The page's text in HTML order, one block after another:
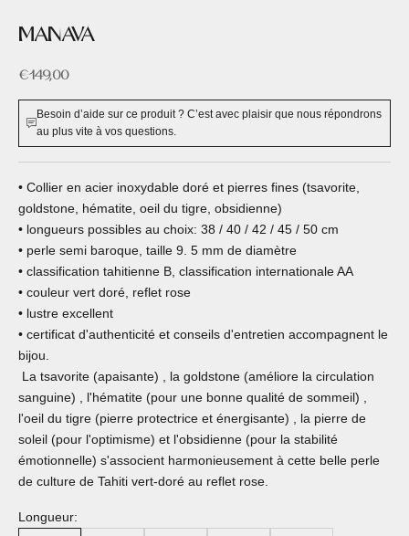
MANAVA
Prix de vente
€149,00
Besoin d’aide sur ce produit ? C’est avec plaisir que nous répondrons
au plus vite à vos questions.
• Collier en acier inoxydable doré et pierres fines (tsavorite,
goldstone, hématite, oeil du tigre, obsidienne)
• longueurs possibles au choix: 38 / 40 / 42 / 45 / 50 cm
• perle semi baroque, taille 9. 5 mm de diamètre
• classification tahitienne B, classification internationale AA
• couleur vert doré, reflet rose
• lustre excellent
• certificat d'authenticité et conseils d'entretien accompagnent le
bijou.
La tsavorite (apaisante) , la goldstone (améliore la circulation
sanguine) , l'hématite (pour une bonne qualité de sommeil) ,
l'oeil du tigre (pierre protectrice et énergisante) , la pierre de
soleil (pour l'optimisme) et l'obsidienne (pour la stabilité
émotionnelle) s'associent harmonieusement à cette belle perle
de culture de Tahiti vert-doré au reflet rose.
Longueur: